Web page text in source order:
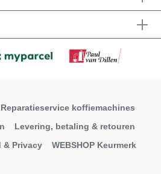
Reparatieservice koffiemachines
Levering, betaling & retouren
& Privacy WEBSHOP Keurmerk